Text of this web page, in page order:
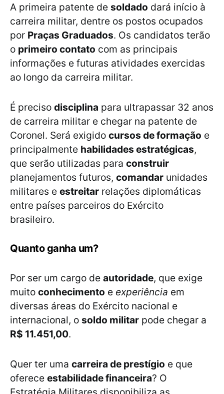
A primeira patente de soldado dará início à
carreira militar, dentre os postos ocupados
por Praças Graduados. Os candidatos terão
o primeiro contato com as principais
informações e futuras atividades exercidas
ao longo da carreira militar.
É preciso disciplina para ultrapassar 32 anos
de carreira militar e chegar na patente de
Coronel. Será exigido cursos de formação e
principalmente habilidades estratégicas,
que serão utilizadas para construir
planejamentos futuros, comandar unidades
militares e estreitar relações diplomáticas
entre países parceiros do Exército
brasileiro.
Quanto ganha um?
Por ser um cargo de autoridade, que exige
muito conhecimento e experiência em
diversas áreas do Exército nacional e
internacional, o soldo militar pode chegar a
R$ 11.451,00.
Quer ter uma carreira de prestígio e que
oferece estabilidade financeira? O